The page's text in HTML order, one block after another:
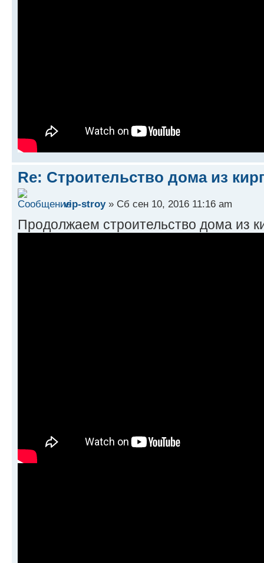
Re: Строительство дома из
vip-stroy» Сб сен 10, 2016 11:16 am
Продолжаем строительство дома из